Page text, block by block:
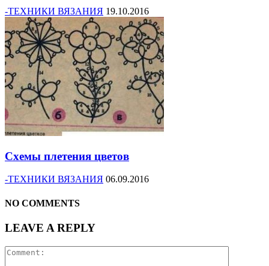
-ТЕХНИКИ ВЯЗАНИЯ 19.10.2016
Схемы плетения цветов
-ТЕХНИКИ ВЯЗАНИЯ 06.09.2016
NO COMMENTS
LEAVE A REPLY